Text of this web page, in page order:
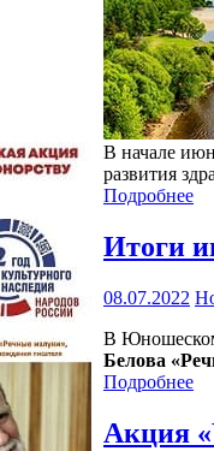
В начале
развития
Подробнее
Итоги
08.07.2022
В
Белова
Подробнее
Акция